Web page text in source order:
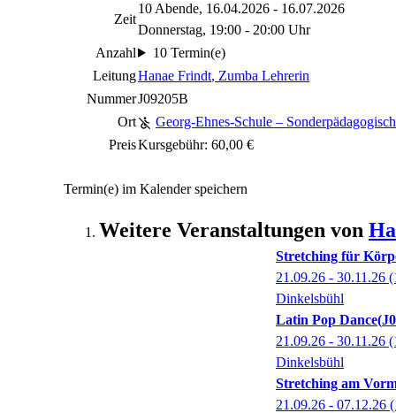
Zeit
10 Abende, 16.04.2026 - 16.07.2026
Donnerstag, 19:00 - 20:00 Uhr
Anzahl
10 Termin(e)
LeitungHanae Frindt, Zumba Lehrerin
NummerJ09205B
Ort
Georg-Ehnes-Schule –
PreisKursgebühr: 60,00 €
Termin(e) im Kalender speichern
Weitere Veranstaltungen von
Stretching für
21.09.26 - 30.11.26
Dinkelsbühl
Latin Pop Dance
21.09.26 - 30.11.26
Dinkelsbühl
Stretching am
21.09.26 - 07.12.26